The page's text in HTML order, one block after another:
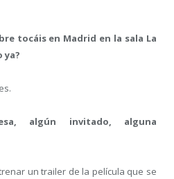
tocáis en Madrid en la sala La
ya?
algún invitado, alguna
un trailer de la película que se